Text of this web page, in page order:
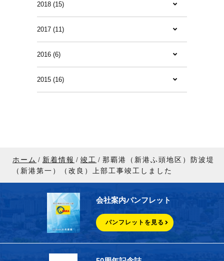
2018 (15)
2017 (11)
2016 (6)
2015 (16)
ホーム 新着情報 竣工
那覇港（新港ふ頭地区）防波堤
（新港第一）（改良）上部工事竣工しました
会社案内パンフレット
パンフレットを見る